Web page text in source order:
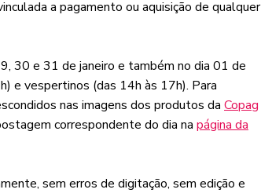
a pagamento ou aquisição de qualquer
30 e 31 de janeiro e também no dia 01 de
e vespertinos (das 14h às 17h). Para
nas imagens dos produtos da Copag
correspondente do dia na página da
sem erros de digitação, sem edição e